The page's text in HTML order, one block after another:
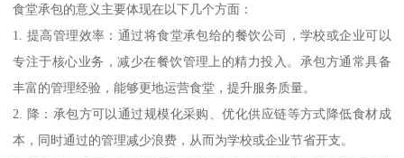
食堂承包的意义主要体现在以下几个方面：
1. 提高管理效率：通过将食堂承包给的餐饮公司，学校或企业可以
专注于核心业务，减少在餐饮管理上的精力投入。承包方通常具备
丰富的管理经验，能够更地运营食堂，提升服务质量。
2. 降：承包方可以通过规模化采购、优化供应链等方式降低食材成
本，同时通过的管理减少浪费，从而为学校或企业节省开支。